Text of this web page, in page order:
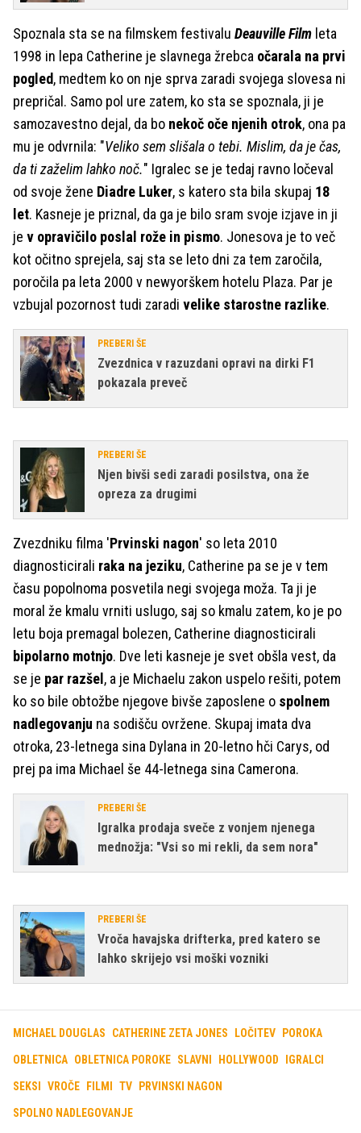
Spoznala sta se na filmskem festivalu Deauville Film leta
1998 in lepa Catherine je slavnega žrebca očarala na prvi
pogled, medtem ko on nje sprva zaradi svojega slovesa ni
prepričal. Samo pol ure zatem, ko sta se spoznala, ji je
samozavestno dejal, da bo nekoč oče njenih otrok, ona pa
mu je odvrnila: "Veliko sem slišala o tebi. Mislim, da je čas,
da ti zaželim lahko noč." Igralec se je tedaj ravno ločeval
od svoje žene Diadre Luker, s katero sta bila skupaj 18
let. Kasneje je priznal, da ga je bilo sram svoje izjave in ji
je v opravičilo poslal rože in pismo. Jonesova je to več
kot očitno sprejela, saj sta se leto dni za tem zaročila,
poročila pa leta 2000 v newyorškem hotelu Plaza. Par je
vzbujal pozornost tudi zaradi velike starostne razlike.
PREBERI ŠE
Zvezdnica v razuzdani opravi na dirki F1
pokazala preveč
PREBERI ŠE
Njen bivši sedi zaradi posilstva, ona že
opreza za drugimi
Zvezdniku filma 'Prvinski nagon' so leta 2010
diagnosticirali raka na jeziku, Catherine pa se je v tem
času popolnoma posvetila negi svojega moža. Ta ji je
moral že kmalu vrniti uslugo, saj so kmalu zatem, ko je po
letu boja premagal bolezen, Catherine diagnosticirali
bipolarno motnjo. Dve leti kasneje je svet obšla vest, da
se je par razšel , a je Michaelu zakon uspelo rešiti, potem
ko so bile obtožbe njegove bivše zaposlene o spolnem
nadlegovanju na sodišču ovržene. Skupaj imata dva
otroka, 23-letnega sina Dylana in 20-letno hči Carys, od
prej pa ima Michael še 44-letnega sina Camerona.
PREBERI ŠE
Igralka prodaja sveče z vonjem njenega
mednožja: "Vsi so mi rekli, da sem nora"
PREBERI ŠE
Vroča havajska drifterka, pred katero se
lahko skrijejo vsi moški vozniki
MICHAEL DOUGLAS CATHERINE ZETA JONES LOČITEV POROKA
OBLETNICA OBLETNICA POROKE SLAVNI HOLLYWOOD IGRALCI
SEKSI VROČE FILMI TV PRVINSKI NAGON
SPOLNO NADLEGOVANJE